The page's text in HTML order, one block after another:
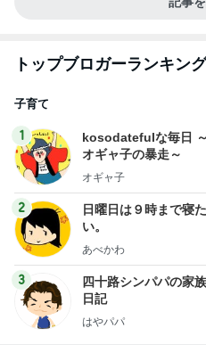
トップブロガーランキング
子育て
1
kosodatefulな毎日 ～
オギャ子の暴走～
オギャ子
2
日曜日は９時まで寝た
い。
あべかわ
3
四十路シンパパの家族
日記
はやパパ